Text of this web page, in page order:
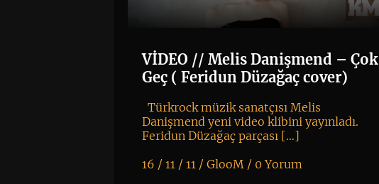
VİDEO // Melis Danişmend – Çok
Geç ( Feridun Düzağaç cover)
Türkrock müzik sanatçısı Melis
Danişmend yeni video klibini yayınladı.
Feridun Düzağaç parçası […]
16 / 11 / 11 /GlooM / 0 Yorum